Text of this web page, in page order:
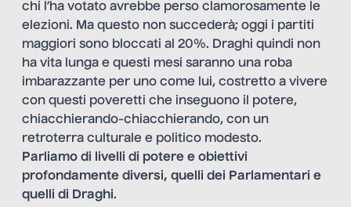
chi l’ha votato avrebbe perso clamorosamente le
elezioni. Ma questo non succederà; oggi i partiti
maggiori sono bloccati al 20%. Draghi quindi non
ha vita lunga e questi mesi saranno una roba
imbarazzante per uno come lui, costretto a vivere
con questi poveretti che inseguono il potere,
chiacchierando-chiacchierando, con un
retroterra culturale e politico modesto.
Parliamo di livelli di potere e obiettivi
profondamente diversi, quelli dei Parlamentari e
quelli di Draghi.